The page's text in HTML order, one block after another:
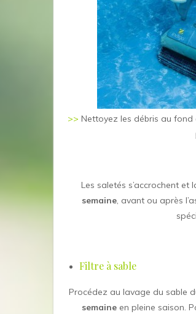
>> Nettoyez les débris au fond
Les saletés s’accrochent
semaine, avant ou après
Filtre à sable
Procédez au lavage du sable
semaineen pleine saison.